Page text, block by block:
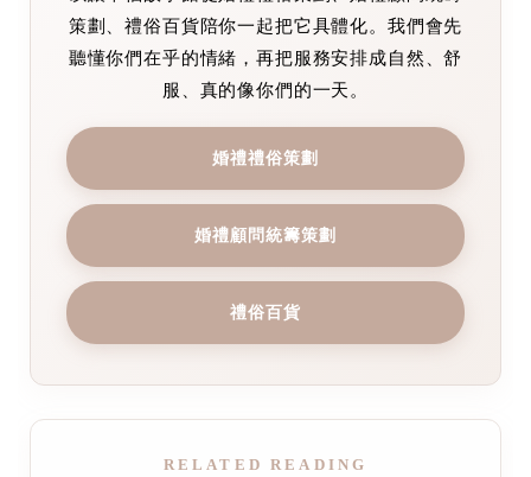
策劃、禮俗百貨陪你一起把它具體化。我們會先
聽懂你們在乎的情緒，再把服務安排成自然、舒
服、真的像你們的一天。
婚禮禮俗策劃
婚禮顧問統籌策劃
禮俗百貨
RELATED READING